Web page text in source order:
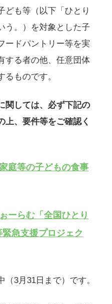
ども等（以下「ひとり
う。）を対象とした子
ードパントリー等を実
する者の他、任意団体
ものです。
関しては、必ず下記の
上、要件等をご確認く
庭等の子どもの食事
ーらむ「全国ひとり
急支援プロジェク
3月31日まで）です。